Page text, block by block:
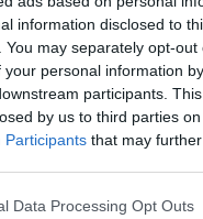
information disclosed to
You may separately opt-
your personal information
participants.
by us to third parties
Participants that may
Data Processing Opt Outs
αυτού του
τα αρνητικά τους